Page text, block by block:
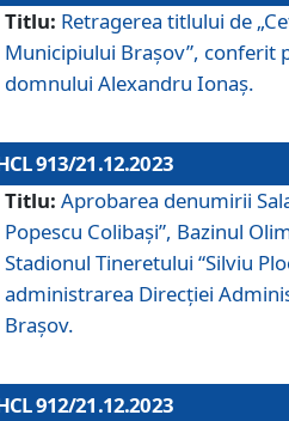
Titlu: Retragerea titlului de
Municipiului Brașov”, conferit
domnului Alexandru Ionaș.
913/21.12.2023
Titlu: Aprobarea denumirii
Popescu Colibași”, Bazinul
Stadionul Tineretului “Silviu
administrarea Direcției
Brașov.
912/21.12.2023